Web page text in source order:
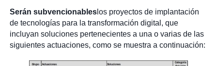
Serán subvencionables los proyectos de implantación
de tecnologías para la transformación digital, que
incluyan soluciones pertenecientes a una o varias de las
siguientes actuaciones, como se muestra a continuación: